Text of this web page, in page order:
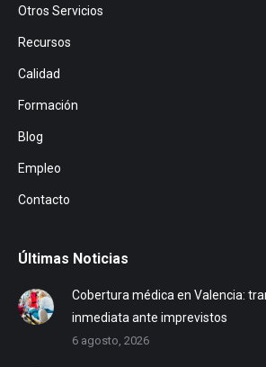
Otros Servicios
Recursos
Calidad
Formación
Blog
Empleo
Contacto
Últimas Noticias
Cobertura médica en Valencia:
inmediata ante imprevistos
6 agosto, 2026